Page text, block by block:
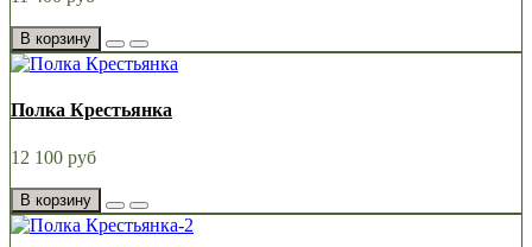
В корзину
Полка Крестьянка
12 100 руб
В корзину